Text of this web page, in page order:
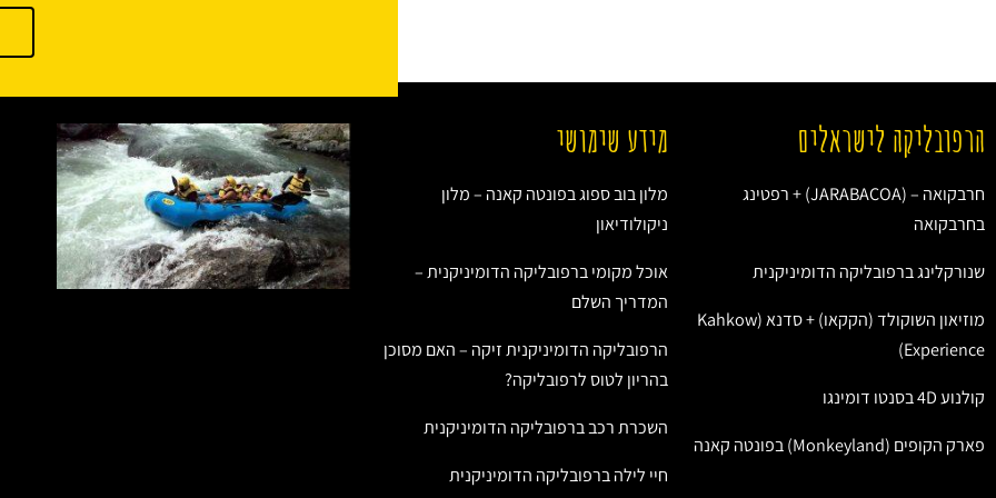
הרפובליקה לישראלים
חרבקואה – (JARABACOA) + רפטינג
בחרבקואה
שנורקלינג ברפובליקה הדומיניקנית
מוזיאון השוקולד (הקקאו) + סדנא (Kahkow
Experience)
קולנוע 4D בסנטו דומינגו
פארק הקופים (Monkeyland) בפונטה קאנה
מידע שימושי
מלון בוב ספוג בפונטה קאנה – מלון
ניקולודיאון
אוכל מקומי ברפובליקה הדומיניקנית –
המדריך השלם
הרפובליקה הדומיניקנית זיקה – האם מסוכן
בהריון לטוס לרפובליקה?
השכרת רכב ברפובליקה הדומיניקנית
חיי לילה ברפובליקה הדומיניקנית